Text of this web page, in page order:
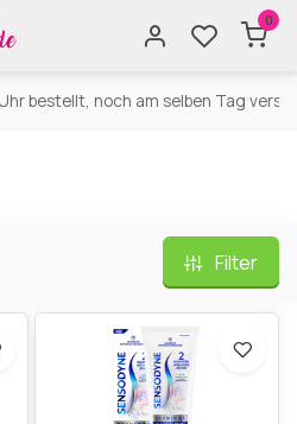
0
bestellt, noch am selben Tag
Filter